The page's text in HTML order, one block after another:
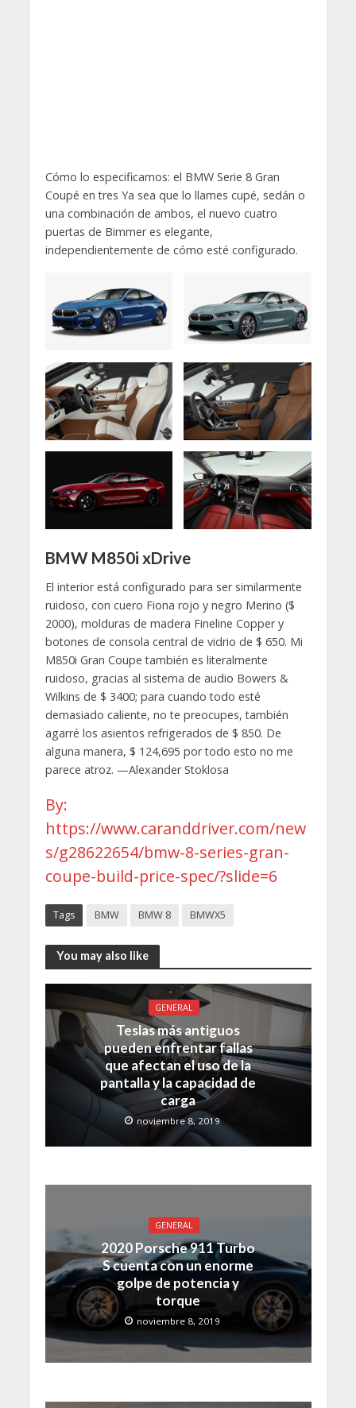
Cómo lo especificamos: el BMW Serie 8 Gran
Coupé en tres Ya sea que lo llames cupé, sedán o
una combinación de ambos, el nuevo cuatro
puertas de Bimmer es elegante,
independientemente de cómo esté configurado.
BMW M850i xDrive
El interior está configurado para ser similarmente
ruidoso, con cuero Fiona rojo y negro Merino ($
2000), molduras de madera Fineline Copper y
botones de consola central de vidrio de $ 650. Mi
M850i ​​Gran Coupe también es literalmente
ruidoso, gracias al sistema de audio Bowers &
Wilkins de $ 3400; para cuando todo esté
demasiado caliente, no te preocupes, también
agarré los asientos refrigerados de $ 850. De
alguna manera, $ 124,695 por todo esto no me
parece atroz. —Alexander Stoklosa
By:
https://www.caranddriver.com/new
s/g28622654/bmw-8-series-gran-
coupe-build-price-spec/?slide=6
Tags BMW BMW 8 BMWX5
You may also like
GENERAL
Teslas más antiguos
pueden enfrentar fallas
que afectan el uso de la
pantalla y la capacidad de
carga
noviembre 8, 2019
GENERAL
2020 Porsche 911 Turbo
S cuenta con un enorme
golpe de potencia y
torque
noviembre 8, 2019